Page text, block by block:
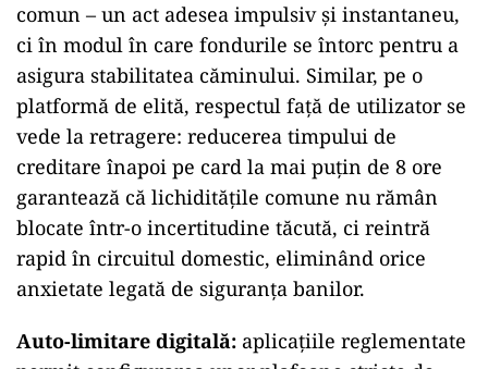
comun – un act adesea impulsiv și instantaneu,
ci în modul în care fondurile se întorc pentru a
asigura stabilitatea căminului. Similar, pe o
platformă de elită, respectul față de utilizator se
vede la retragere: reducerea timpului de
creditare înapoi pe card la mai puțin de 8 ore
garantează că lichiditățile comune nu rămân
blocate într-o incertitudine tăcută, ci reintră
rapid în circuitul domestic, eliminând orice
anxietate legată de siguranța banilor.
Auto-limitare digitală: aplicațiile reglementate